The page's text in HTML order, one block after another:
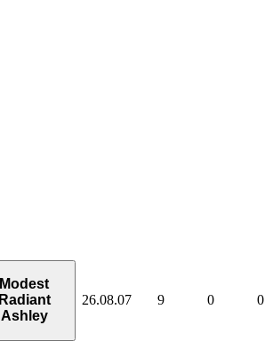
Modest
Radiant
Ashley
26.08.07 9 0 0